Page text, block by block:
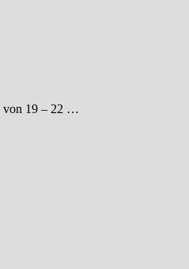
von 19 – 22 …